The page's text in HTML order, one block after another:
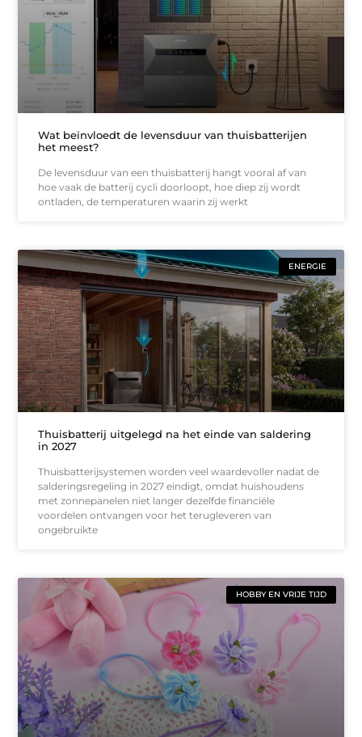
Wat beïnvloedt de levensduur van thuisbatterijen
het meest?
De levensduur van een thuisbatterij hangt vooral af van
hoe vaak de batterij cycli doorloopt, hoe diep zij wordt
ontladen, de temperaturen waarin zij werkt
ENERGIE
Thuisbatterij uitgelegd na het einde van saldering
in 2027
Thuisbatterijsystemen worden veel waardevoller nadat de
salderingsregeling in 2027 eindigt, omdat huishoudens
met zonnepanelen niet langer dezelfde financiële
voordelen ontvangen voor het terugleveren van
ongebruikte
HOBBY EN VRIJE TIJD